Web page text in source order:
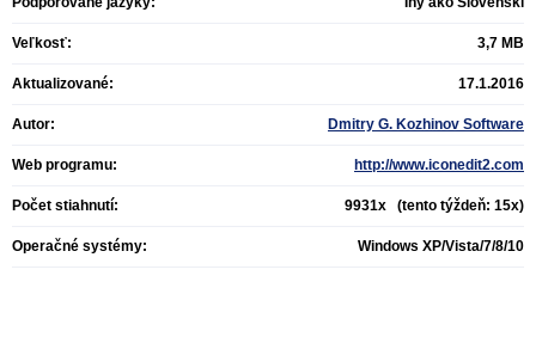
Veľkosť: 3,7 MB
Aktualizované: 17.1.2016
Autor: Dmitry G. Kozhinov Software
Web programu: http://www.iconedit2.com
Počet stiahnutí: 9931x (tento týždeň: 15x)
Operačné systémy: Windows XP/Vista/7/8/10